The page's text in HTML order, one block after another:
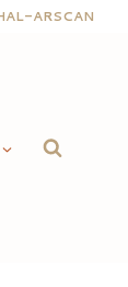
ARSCAN